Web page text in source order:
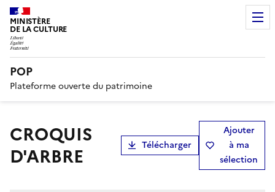
MINISTÈRE
DE LA CULTURE
POP
Plateforme ouverte du patrimoine
CROQUIS
D'ARBRE
Télécharger
Ajouter
à ma
sélection